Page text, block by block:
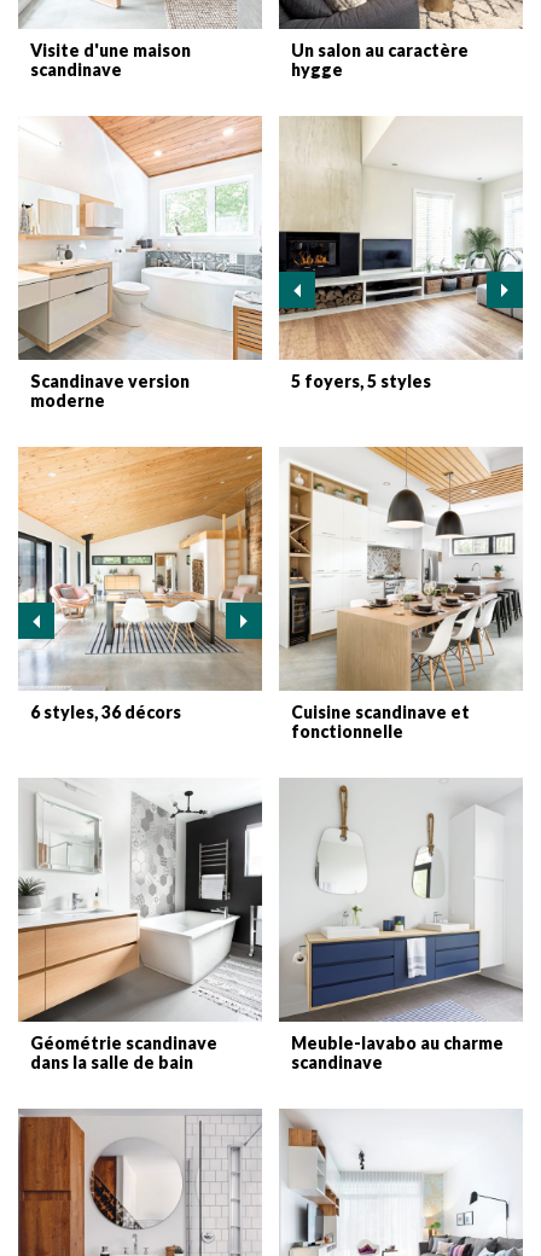
Visite d'une maison
scandinave
Un salon au caractère
hygge
Scandinave version
moderne
5 foyers, 5 styles
6 styles, 36 décors
Cuisine scandinave et
fonctionnelle
Géométrie scandinave
dans la salle de bain
Meuble-lavabo au charme
scandinave